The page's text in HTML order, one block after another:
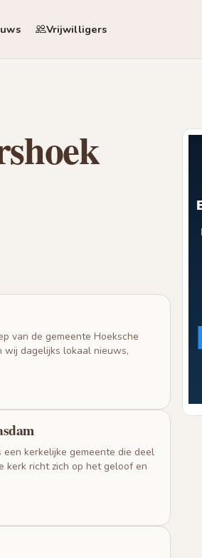
Vrijwilligers
van de gemeente Hoeksche
wij dagelijks lokaal nieuws,
een kerkelijke gemeente die deel
kerk richt zich op het geloof en